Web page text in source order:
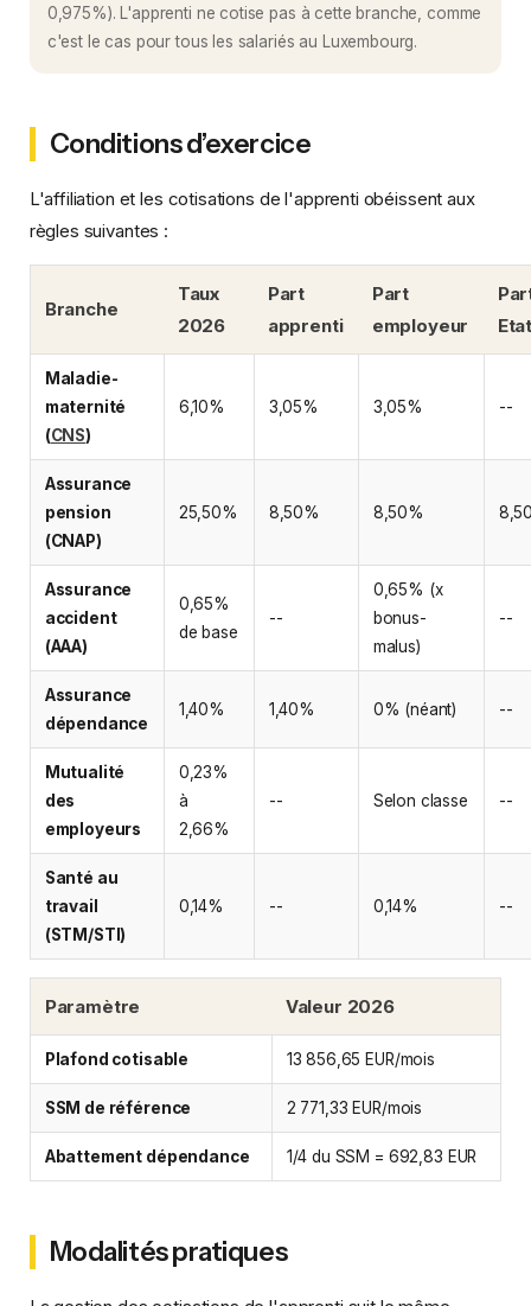
0,975%). L'apprenti ne cotise pas à cette branche, comme
c'est le cas pour tous les salariés au Luxembourg.
Conditions d’exercice
L'affiliation et les cotisations de l'apprenti obéissent aux
règles suivantes :
Branche
Taux
2026
Part
apprenti
Part
employeur
Maladie-
maternité
(CNS)
6,10% 3,05% 3,05% --
Assurance
pension
(CNAP)
25,50% 8,50% 8,50%
Assurance
accident
(AAA)
0,65%
de base
--
0,65% (x
bonus-
malus)
--
Assurance
dépendance
1,40% 1,40% 0% (néant) --
Mutualité
des
employeurs
0,23%
à
2,66%
-- Selon classe --
Santé au
travail
(STM/STI)
0,14% -- 0,14% --
Paramètre Valeur 2026
Plafond cotisable 13 856,65 EUR/mois
SSM de référence 2 771,33 EUR/mois
Abattement dépendance 1/4 du SSM = 692,83 EUR
Modalités pratiques